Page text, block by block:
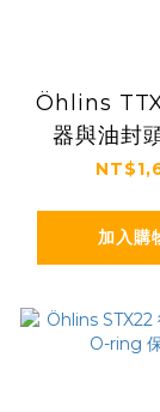
Öhlins
器與油封
加入購